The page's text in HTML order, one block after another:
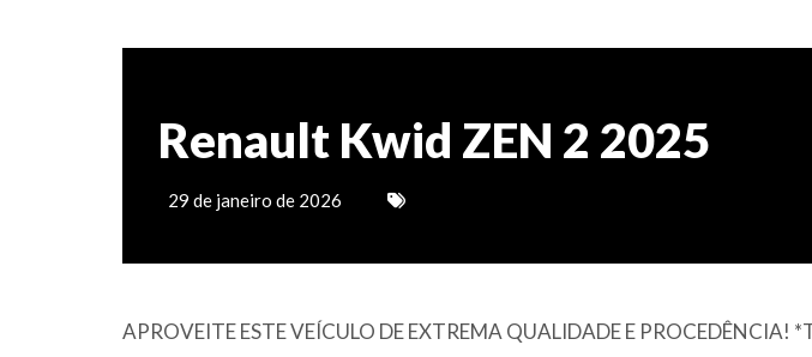
Renault Kwid ZEN 2 2025
29 de janeiro de 2026
APROVEITE ESTE VEÍCULO DE EXTREMA QUALIDADE E PROCEDÊNCIA!